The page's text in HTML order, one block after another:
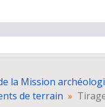
la Mission
de terrain